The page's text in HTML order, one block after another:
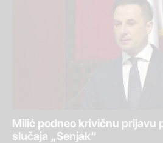
Milić podneo krivičnu prijavu
slučaja „Senjak“